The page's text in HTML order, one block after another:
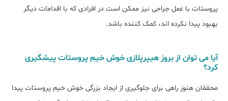
پروستات با عمل جراحی نیز ممکن است در افرادی که با اقدامات دیگر
بهبود پیدا نکرده اند، کمک‌ کننده باشد.
آیا می توان از بروز هیپرپلازی خوش خیم پروستات پیشگیری
کرد؟
محققان هنوز راهی برای جلوگیری از ایجاد بزرگی خوش خیم پروستات پیدا